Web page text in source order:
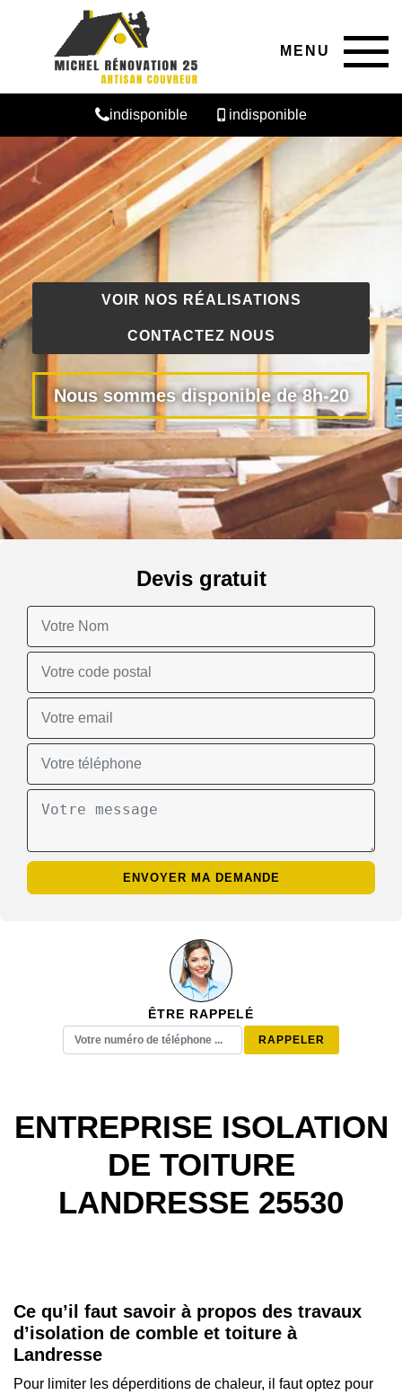
MENU
indisponible indisponible
VOIR NOS RÉALISATIONS
CONTACTEZ NOUS
Nous sommes disponible de 8h-20
Devis gratuit
ÊTRE RAPPELÉ
ENTREPRISE ISOLATION
DE TOITURE
LANDRESSE 25530
Ce qu’il faut savoir à propos des travaux
d’isolation de comble et toiture à
Landresse
Pour limiter les déperditions de chaleur, il faut optez pour